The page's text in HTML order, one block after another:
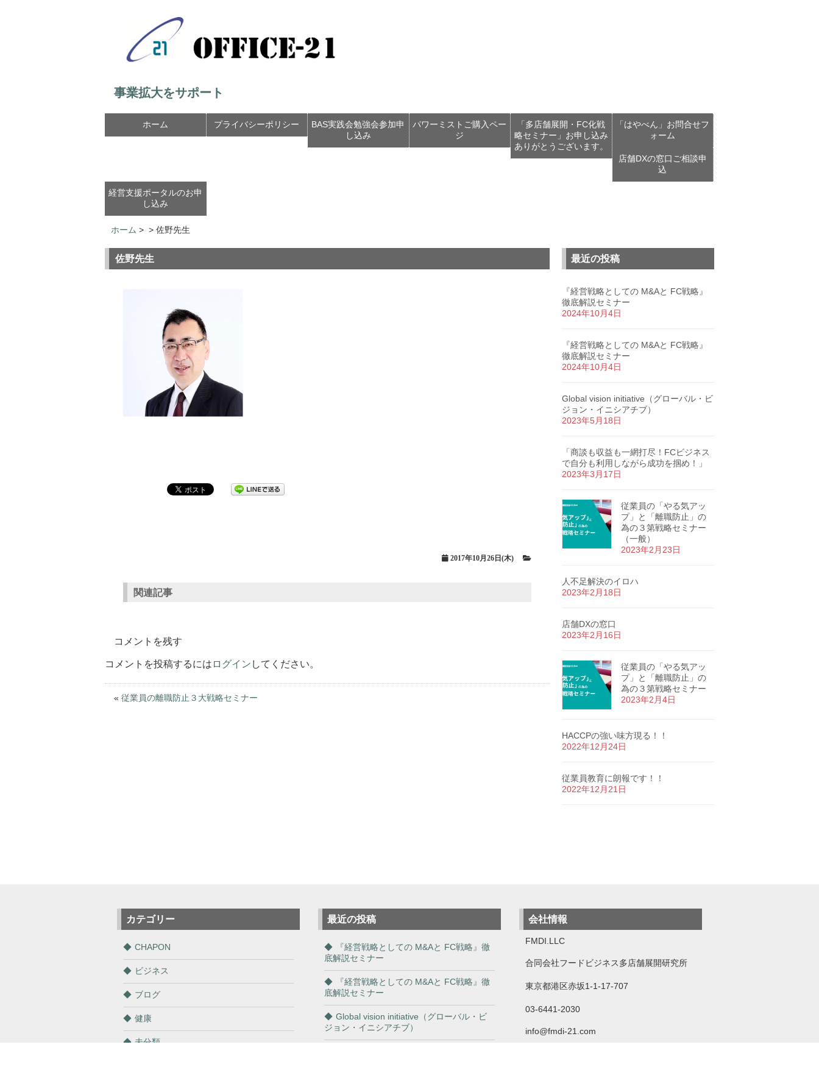
事業拡大をサポート
ホーム プライバシーポリシー
BAS実践会勉強会参加申
し込み
パワーミストご購入ペー
ジ
「多店舗展開・FC化戦
略セミナー」お申し込み
ありがとうございます。
「はやべん」お問合せフ
ォーム
店舗DXの窓口ご相談申
込
経営支援ポータルのお申
し込み
ホーム > > 佐野先生
佐野先生
2017年10月26日(木)
関連記事
コメントを残す
コメントを投稿するには ログイン してください。
« 従業員の離職防止３大戦略セミナー
最近の投稿
『経営戦略としての M&Aと FC戦略』
徹底解説セミナー
2024年10月4日
『経営戦略としての M&Aと FC戦略』
徹底解説セミナー
2024年10月4日
Global vision initiative（グローバル・ビ
ジョン・イニシアチブ）
2023年5月18日
「商談も収益も一網打尽！FCビジネス
で自分も利用しながら成功を掴め！」
2023年3月17日
従業員の「やる気アッ
プ」と「離職防止」の
為の３第戦略セミナー
（一般）
2023年2月23日
人不足解決のイロハ
2023年2月18日
店舗DXの窓口
2023年2月16日
従業員の「やる気アッ
プ」と「離職防止」の
為の３第戦略セミナー
2023年2月4日
HACCPの強い味方現る！！
2022年12月24日
従業員教育に朗報です！！
2022年12月21日
カテゴリー
CHAPON
ビジネス
ブログ
健康
未分類
最近の投稿
『経営戦略としての M&Aと FC戦略』徹
底解説セミナー
『経営戦略としての M&Aと FC戦略』徹
底解説セミナー
Global vision initiative（グローバル・ビ
ジョン・イニシアチブ）
会社情報
FMDI.LLC
合同会社フードビジネス多店舗展開研究所
東京都港区赤坂1-1-17-707
03-6441-2030
info@fmdi-21.com